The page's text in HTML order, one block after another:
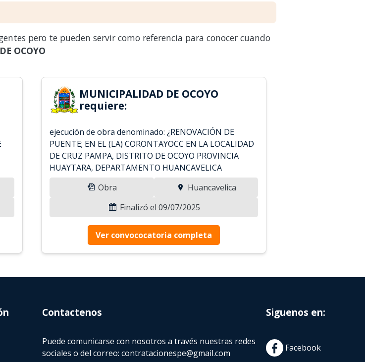
pero te pueden servir como referencia para conocer cuando
OCOYO
MUNICIPALIDAD DE OCOYO
requiere:
ejecución de obra denominado: ¿RENOVACIÓN DE
PUENTE; EN EL (LA) CORONTAYOCC EN LA LOCALIDAD
DE CRUZ PAMPA, DISTRITO DE OCOYO PROVINCIA
HUAYTARA, DEPARTAMENTO HUANCAVELICA
Obra
Huancavelica
Finalizó el 09/07/2025
Ver convococatoria completa
Contactenos
Puede comunicarse con nosotros a través nuestras redes
sociales o del correo:contratacionespe@gmail.com
Siguenos en:
Facebook